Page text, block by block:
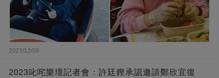
2023/12/09
2023叱咤樂壇記者會：許廷鏗承認邀請鄭欣宜復